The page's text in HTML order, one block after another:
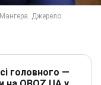
головного —